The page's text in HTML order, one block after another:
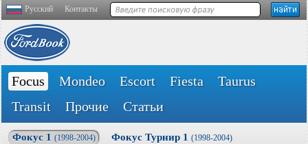
Русский Контакты
Focus Mondeo Escort Fiesta
Taurus
Transit
Прочие Статьи
Фокус 1 (1998-2004) Фокус Турнир 1 (1998-2004)